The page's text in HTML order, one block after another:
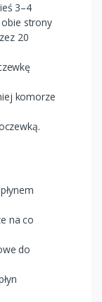
3–4
obie strony
20
komorze
na co
do